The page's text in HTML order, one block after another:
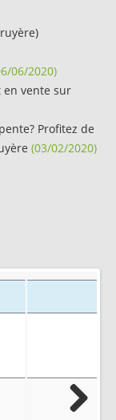
06/2020)
en vente sur
Profitez de
(03/02/2020)